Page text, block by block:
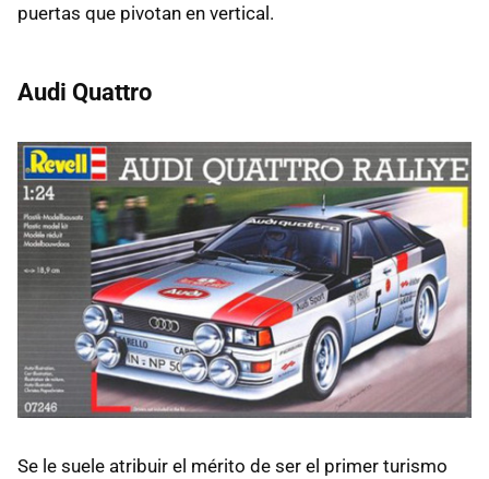
puertas que pivotan en vertical.
Audi Quattro
Se le suele atribuir el mérito de ser el primer turismo